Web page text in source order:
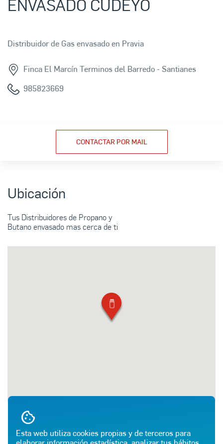
Esta web utiliza cookies propias y de terceros para
ENVASADO CUDEYO
Distribuidor de Gas envasado en Pravia
Finca El Marcín Terminos del Barredo - Santianes
985823669
CONTACTAR POR MAIL
Ubicación
Tus Distribuidores de Propano y
Butano envasado mas cerca de ti